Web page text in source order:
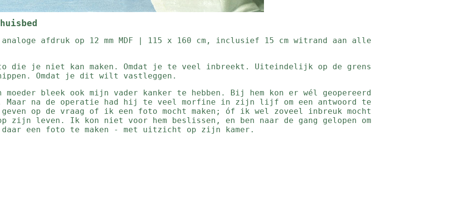
afdruk op 12 mm MDF | 115 x 160 cm, inclusief 15 cm witrand aan alle
die je niet kan maken. Omdat je te veel inbreekt. Uiteindelijk op de grens
Omdat je dit wilt vastleggen.
moeder bleek ook mijn vader kanker te hebben. Bij hem kon er wél geopereerd
Maar na de operatie had hij te veel morfine in zijn lijf om een antwoord te
geven op de vraag of ik een foto mocht maken; óf ik wel zoveel inbreuk mocht
op zijn leven. Ik kon niet voor hem beslissen, en ben naar de gang gelopen om
een foto te maken - met uitzicht op zijn kamer.